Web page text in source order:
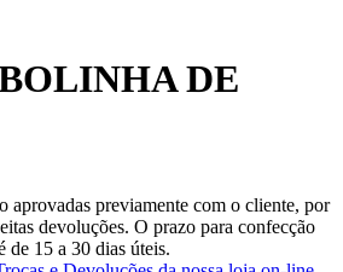
DE
aprovadas previamente com o cliente, por
devoluções. O prazo para confecção
de 15 a 30 dias úteis.